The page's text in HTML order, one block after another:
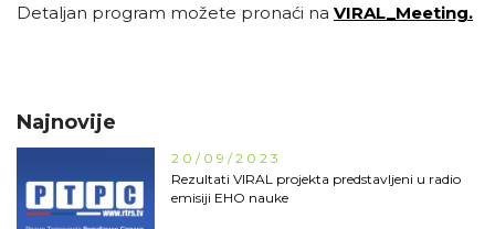
Detaljan program možete pronaći na VIRAL_Meeting.
Najnovije
20/09/2023
Rezultati VIRAL projekta predstavljeni u radio
emisiji EHO nauke